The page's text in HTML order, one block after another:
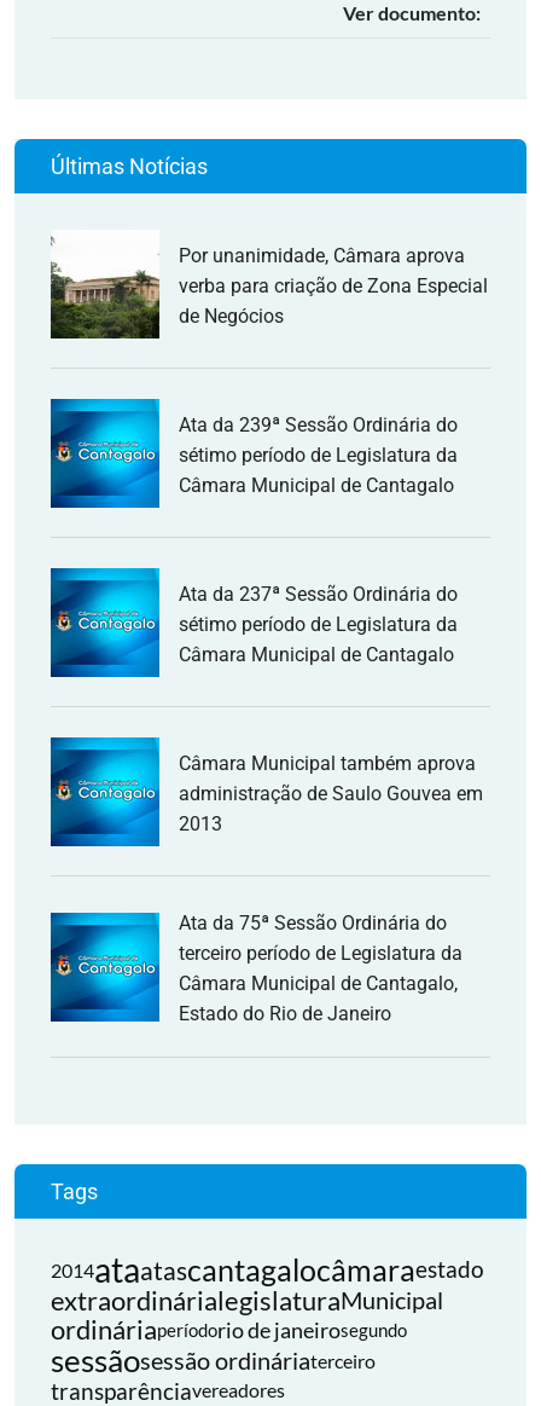
Ver documento:
Últimas Notícias
Por unanimidade, Câmara aprova
verba para criação de Zona Especial
de Negócios
Ata da 239ª Sessão Ordinária do
sétimo período de Legislatura da
Câmara Municipal de Cantagalo
Ata da 237ª Sessão Ordinária do
sétimo período de Legislatura da
Câmara Municipal de Cantagalo
Câmara Municipal também aprova
administração de Saulo Gouvea em
2013
Ata da 75ª Sessão Ordinária do
terceiro período de Legislatura da
Câmara Municipal de Cantagalo,
Estado do Rio de Janeiro
Tags
2014ataatascantagalocâmaraestado
extraordinárialegislaturaMunicipal
ordináriaperíodorio de janeirosegundo
sessãosessão ordináriaterceiro
transparênciavereadores